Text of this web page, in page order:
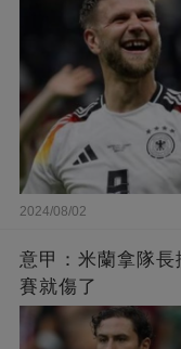
2024/08/02
意甲：米蘭拿隊
賽就傷了